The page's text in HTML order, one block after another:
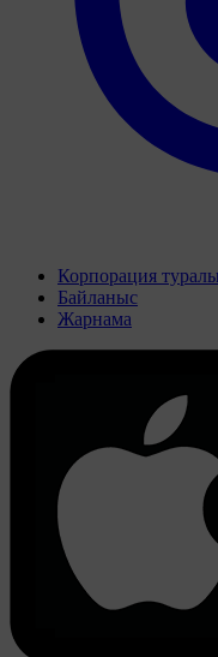
Корпорация туралы
Байланыс
Жарнама